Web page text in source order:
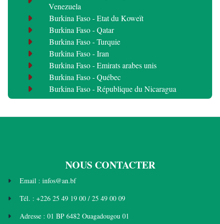
Venezuela
Burkina Faso - Etat du Koweït
Burkina Faso - Qatar
Burkina Faso - Turquie
Burkina Faso - Iran
Burkina Faso - Emirats arabes unis
Burkina Faso - Québec
Burkina Faso - République du Nicaragua
NOUS CONTACTER
Email : infos@an.bf
Tél. : +226 25 49 19 00 / 25 49 00 09
Adresse : 01 BP 6482 Ouagadougou 01